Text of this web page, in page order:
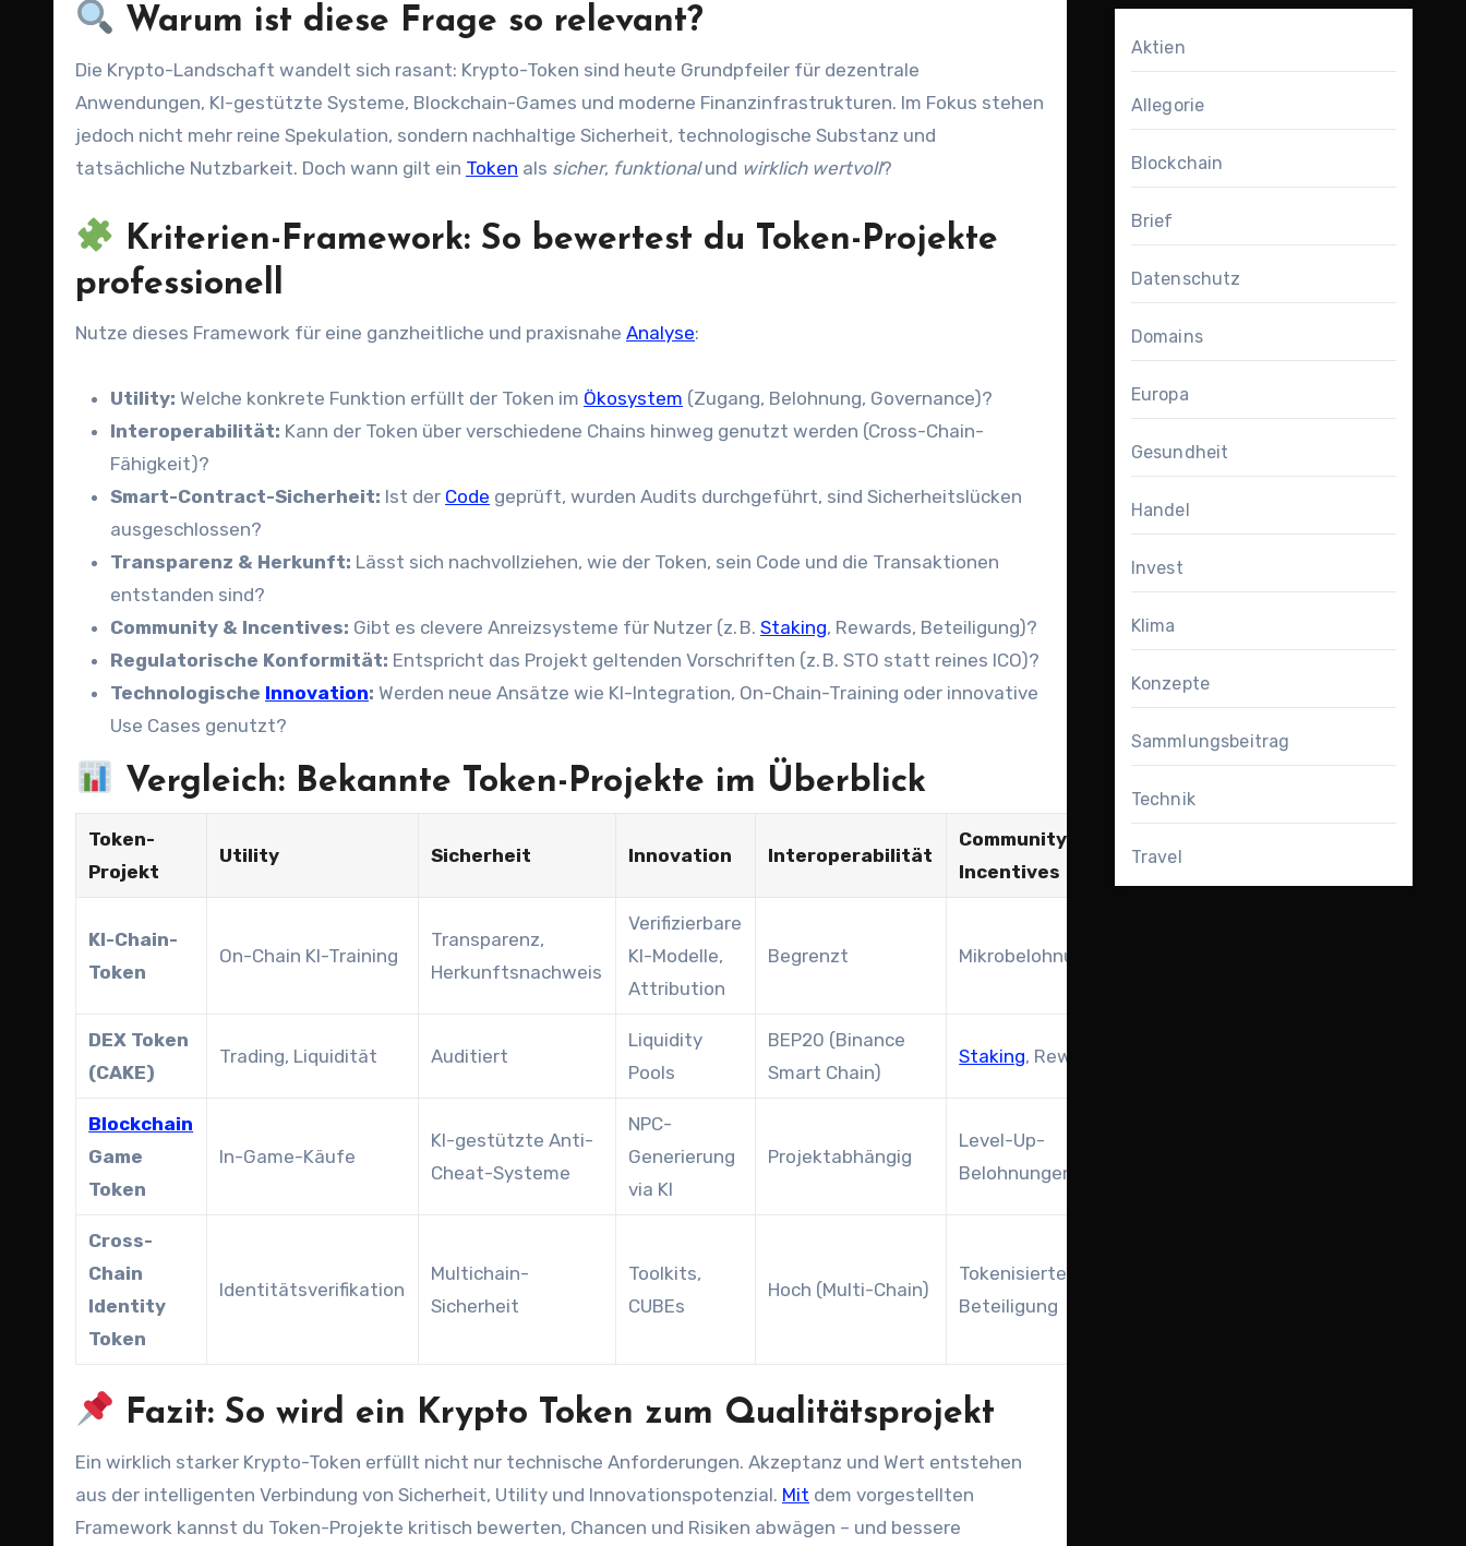
Warum ist diese Frage so relevant?
Die Krypto-Landschaft wandelt sich rasant: Krypto-Token sind heute Grundpfeiler für dezentrale
Anwendungen, KI-gestützte Systeme, Blockchain-Games und moderne Finanzinfrastrukturen. Im Fokus stehen
jedoch nicht mehr reine Spekulation, sondern nachhaltige Sicherheit, technologische Substanz und
tatsächliche Nutzbarkeit. Doch wann gilt ein Token als sicher, funktionalund wirklich wertvoll?
Kriterien-Framework: So bewertest du Token-Projekte
professionell
Nutze dieses Framework für eine ganzheitliche und praxisnahe Analyse:
Utility: Welche konkrete Funktion erfüllt der Token im Ökosystem (Zugang, Belohnung, Governance)?
Interoperabilität: Kann der Token über verschiedene Chains hinweg genutzt werden (Cross-Chain-
Fähigkeit)?
Smart-Contract-Sicherheit: Ist der Code geprüft, wurden Audits durchgeführt, sind Sicherheitslücken
ausgeschlossen?
Transparenz & Herkunft: Lässt sich nachvollziehen, wie der Token, sein Code und die Transaktionen
entstanden sind?
Community & Incentives: Gibt es clevere Anreizsysteme für Nutzer (z. B. Staking, Rewards, Beteiligung)?
Regulatorische Konformität: Entspricht das Projekt geltenden Vorschriften (z. B. STO statt reines ICO)?
Technologische Innovation: Werden neue Ansätze wie KI-Integration, On-Chain-Training oder innovative
Use Cases genutzt?
Vergleich: Bekannte Token-Projekte im Überblick
Token-
Projekt
Utility Sicherheit Innovation Interoperabilität
Community-
Incentives
KI-Chain-
Token
On-Chain KI-Training
Transparenz,
Herkunftsnachweis
Verifizierbare
KI-Modelle,
Attribution
Begrenzt Mikrobelohnungen
DEX Token
(CAKE)
Trading, Liquidität Auditiert
Liquidity
Pools
BEP20 (Binance
Smart Chain)
Staking, Rewards
Blockchain
Game
Token
In-Game-Käufe
KI-gestützte Anti-
Cheat-Systeme
NPC-
Generierung
via KI
Projektabhängig
Level-Up-
Belohnungen
Cross-
Chain
Identity
Token
Identitätsverifikation
Multichain-
Sicherheit
Toolkits,
CUBEs
Hoch (Multi-Chain)
Tokenisierte
Beteiligung
Fazit: So wird ein Krypto Token zum Qualitätsprojekt
Ein wirklich starker Krypto-Token erfüllt nicht nur technische Anforderungen. Akzeptanz und Wert entstehen
aus der intelligenten Verbindung von Sicherheit, Utility und Innovationspotenzial. Mit dem vorgestellten
Framework kannst du Token-Projekte kritisch bewerten, Chancen und Risiken abwägen – und bessere
Aktien
Allegorie
Blockchain
Brief
Datenschutz
Domains
Europa
Gesundheit
Handel
Invest
Klima
Konzepte
Sammlungsbeitrag
Technik
Travel